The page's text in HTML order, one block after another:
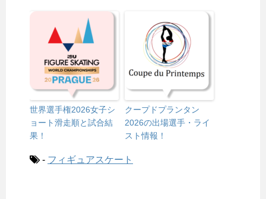
世界選手権2026女子シ
ョート滑走順と試合結
果！
クープドプランタン
2026の出場選手・ライ
スト情報！
- フィギュアスケート